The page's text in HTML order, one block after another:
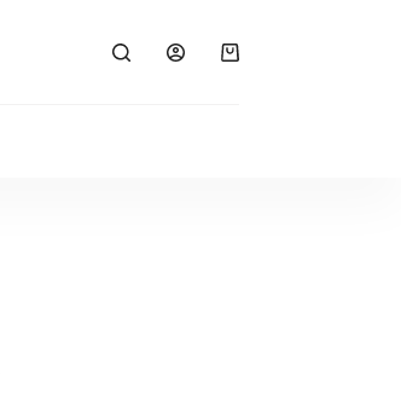
Carro